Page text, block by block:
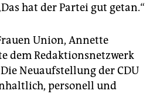
hat der Partei gut getan.“
Union, Annette
dem Redaktionsnetzwerk
Neuaufstellung der CDU
personell und